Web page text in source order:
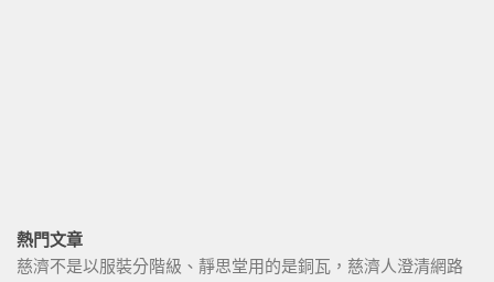
熱門文章
慈濟不是以服裝分階級、靜思堂用的是銅瓦，慈濟人澄清網路